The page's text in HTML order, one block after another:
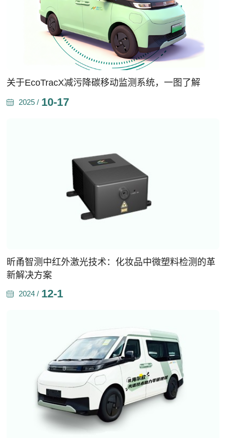
关于EcoTracX减污降碳移动监测系统，一图了解
2025 / 10-17
昕甬智测中红外激光技术：化妆品中微塑料检测的革
新解决方案
2024 / 12-1